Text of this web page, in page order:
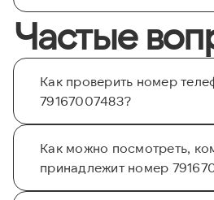
Частые
Как проверить номер
79167007483?
Как можно посмотреть,
принадлежит номер